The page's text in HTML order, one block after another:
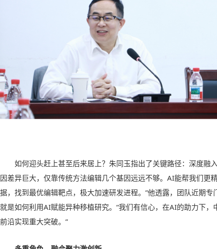
如何迎头赶上甚至后来居上？朱同玉指出了关键路径：深度融
因差异巨大，仅靠传统方法编辑几个基因远远不够。AI能帮我们更
据，找到最优编辑靶点，极大加速研发进程。”他透露，团队近期
就是如何利用AI赋能异种移植研究。“我们有信心，在AI的助力下
前沿实现重大突破。”